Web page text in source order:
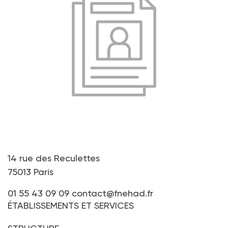
14 rue des Reculettes
75013 Paris
01 55 43 09 09 contact@fnehad.fr
ÉTABLISSEMENTS ET SERVICES